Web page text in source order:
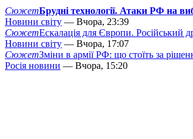
СюжетБрудні технології. Атаки РФ на
Новини світу — Вчора, 23:39
СюжетЕскалація для Європи. Російський
Новини світу — Вчора, 17:07
СюжетЗміни в армії РФ: що стоїть за
Росія новини — Вчора, 15:20